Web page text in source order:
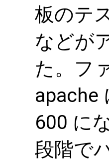
板のテ
などが
た。フ
apache
600 に
段階で